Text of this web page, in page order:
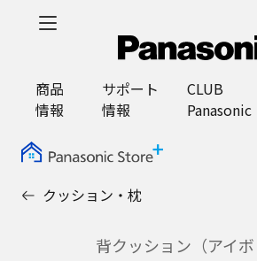
商品
情報
サポート
情報
CLUB
Panasonic
クッション・枕
背クッション（アイボ